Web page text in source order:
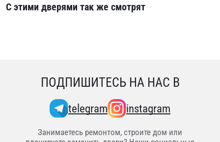
С этими дверями так же смотрят
ПОДПИШИТЕСЬ НА НАС В
telegram instagram
Занимаетесь ремонтом, строите дом или